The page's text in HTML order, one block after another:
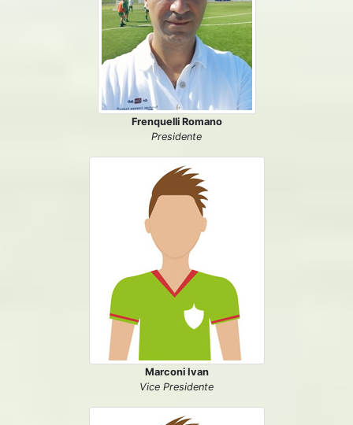
Frenquelli Romano
Presidente
Marconi Ivan
Vice Presidente